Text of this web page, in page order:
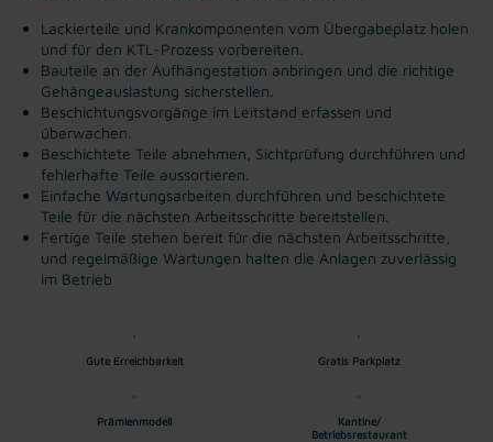
Lackierteile und Krankomponenten vom Übergabeplatz holen
und für den KTL-Prozess vorbereiten.
Bauteile an der Aufhängestation anbringen und die richtige
Gehängeauslastung sicherstellen.
Beschichtungsvorgänge im Leitstand erfassen und
überwachen.
Beschichtete Teile abnehmen, Sichtprüfung durchführen und
fehlerhafte Teile aussortieren.
Einfache Wartungsarbeiten durchführen und beschichtete
Teile für die nächsten Arbeitsschritte bereitstellen.
Fertige Teile stehen bereit für die nächsten Arbeitsschritte,
und regelmäßige Wartungen halten die Anlagen zuverlässig
im Betrieb
Gute Erreichbarkeit Gratis Parkplatz
Prämienmodell
Kantine/
Betriebsrestaurant